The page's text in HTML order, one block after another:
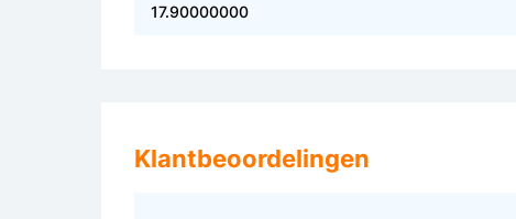
17.90000000
Klantbeoordelingen